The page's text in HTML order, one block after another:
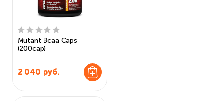
Mutant Bcaa Caps
(200cap)
2 040 руб.